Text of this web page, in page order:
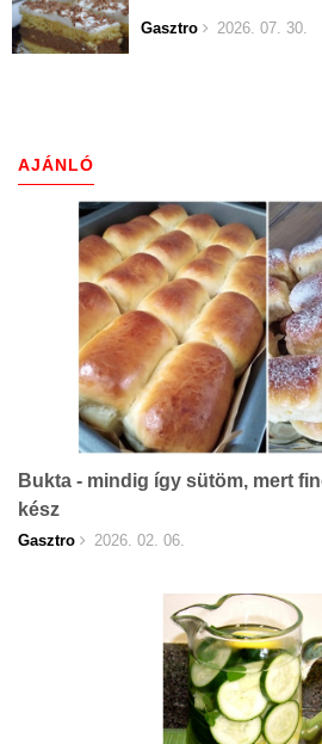
Gasztro 2026. 07. 30.
AJÁNLÓ
Bukta - mindig így sütöm, mert
kész
Gasztro 2026. 02. 06.